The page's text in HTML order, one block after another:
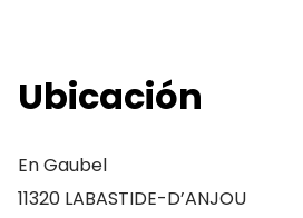
Ubicación
En Gaubel
11320 LABASTIDE-D’ANJOU